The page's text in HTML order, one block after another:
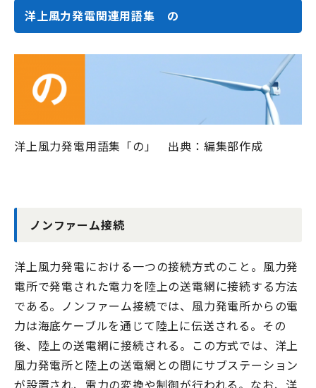
洋上風力発電関連用語集 の
洋上風力発電用語集「の」 出典：編集部作成
ノンファーム接続
洋上風力発電における一つの接続方式のこと。風力発
電所で発電された電力を陸上の送電網に接続する方法
である。ノンファーム接続では、風力発電所からの電
力は海底ケーブルを通じて陸上に伝送される。その
後、陸上の送電網に接続される。この方式では、洋上
風力発電所と陸上の送電網との間にサブステーション